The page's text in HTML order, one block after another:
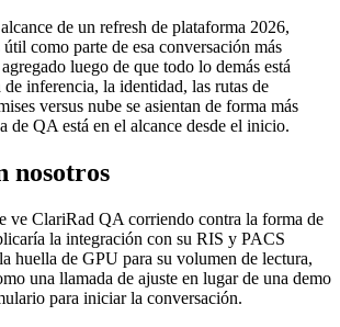
de un refresh de plataforma 2026,
como parte de esa conversación más
luego de que todo lo demás está
inferencia, la identidad, las rutas de
versus nube se asientan de forma más
de QA está en el alcance desde el inicio.
nosotros
ve ClariRad QA corriendo contra la forma de
la integración con su RIS y PACS
huella de GPU para su volumen de lectura,
una llamada de ajuste en lugar de una demo
para iniciar la conversación.